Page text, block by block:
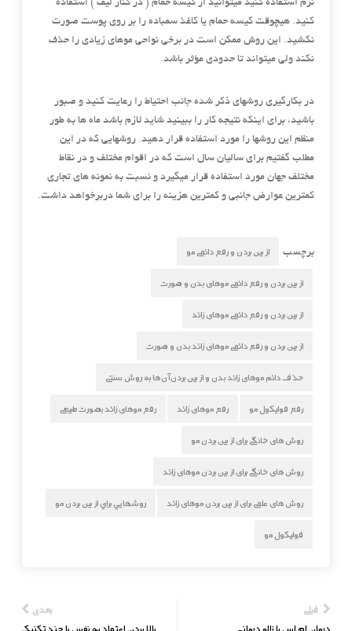
نرم استفاده کنید میتوانید از کیسه حمام ( در کنار لیف ) استفاده
کنید. هیچوقت کیسه حمام یا کاغذ سمباده را بر روی پوست صورت
نکشید. این روش ممکن است در برخی نواحی موهای زیادی را حذف
نکند ولی میتواند تا حدودی مؤثر باشد.
در بکارگیری روشهای ذکر شده جانب احتیاط را رعایت کنید و صبور
باشید، برای اینکه نتیجه کار را ببینید شاید لازم باشد ماه ها به طور
منظم این روشها را مورد استفاده قرار دهید. روشهایی که در این
مطلب گفتیم برای سالیان سال است که در اقوام مختلف و در نقاط
مختلف جهان مورد استفاده قرار میگیرد و نسبت به نمونه های تجاری
کمترین عوارض جانبی و کمترین هزینه را برای شما دربرخواهد داشت.
برچسب از بین بردن و رفع دائمی مو
از بین بردن و رفع دائمی موهای بدن و صورت
از بین بردن و رفع دائمی موهای زائد
از بین بردن و رفع دائمی موهای زائد بدن و صورت
حذف دائم موهای زائد بدن و از بین بردن آن‌ها به روش سنتی
رفع فولیکول مو رفع موهای زائد رفع موهای زائد بصورت طبیعی
روش های خانگی برای از بین بردن مو
روش های خانگی برای از بین بردن موهای زائد
روش های علمی برای از بین بردن موهای زائد روشهايي براي از بين بردن مو
فولیکول مو
قبلی
درمان ام اس با زالو درمانی
بعدی
بالا بردن اعتماد به نفس با چند تکنیک